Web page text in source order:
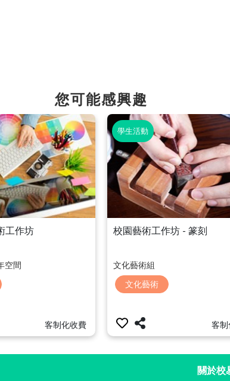
您可能感興趣
工作坊
空間
客制化收費
學生活動
校園藝術工作坊 - 篆刻
文化藝術組
文化藝術
客
關於校